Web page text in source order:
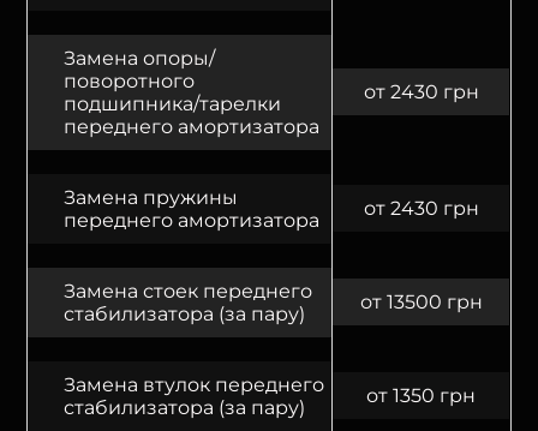
Замена опоры/
поворотного
подшипника/тарелки
переднего амортизатора
от 2430 грн
Замена пружины
переднего амортизатора
от 2430 грн
Замена стоек переднего
стабилизатора (за пару)
от 13500 грн
Замена втулок переднего
стабилизатора (за пару)
от 1350 грн